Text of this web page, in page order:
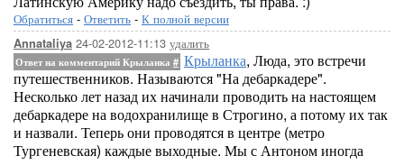
Обратиться - Ответить - К полной версии
Annataliya 24-02-2012-11:13 удалить
Ответ на комментарий Крыланка # Крыланка, Люда, это встречи
путешественников. Называются "На дебаркадере".
Несколько лет назад их начинали проводить на настоящем
дебаркадере на водохранилище в Строгино, а потому их так
и назвали. Теперь они проводятся в центре (метро
Тургеневская) каждые выходные. Мы с Антоном иногда